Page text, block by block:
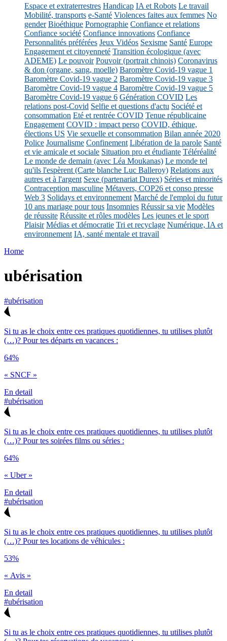
Espace et extraterrestres Handicap IA et Robots Le travail
Mobilité, transports e-Santé Violences faites aux femmes No
gender Bioéthique Pornographie Confiance et relations
Confiance société Confiance innovations Confiance
Personnalités préférées Jeux Vidéos Sexisme Santé Europe
Engagement et citoyenneté Transition écologique (avec
ADEME) Le pouvoir Pouvoir (portrait chinois) Coronavirus
& don (organe, sang, moelle) Baromètre Covid-19 vague 1
Baromètre Covid-19 vague 2 Baromètre Covid-19 vague 3
Baromètre Covid-19 vague 4 Baromètre Covid-19 vague 5
Baromètre Covid-19 vague 6 Génération COVID Les
relations post-Covid Selfie et questions d'actu Société et
consommation Eté et rentrée COVID Tenue républicaine
Engagement COVID : impact perso COVID, éthique,
élections US Vie sexuelle et consommation Bilan année 2020
Police Journalisme Confinement Libération de la parole Santé
et vie amicale et sociale Situation pro et étudiante Téléréalité
Le monde de demain (avec Léa Moukanas) Le monde tel
qu'ils l'espèrent (Carte blanche Luc Balleroy) Relations aux
autres et à l'argent Sexe (partenariat Durex) Séries et minorités
Contraception masculine Métavers, COP26 et conso presse
Web 3 Solidays et environnement Marché de l'emploi du futur
10 ans mariage pour tous Insomnies Réussir sa vie Modèles
de réussite Réussite et rôles modèles Les jeunes et le sport
Plaisir Médias et démocratie Tri et recyclage Numérique, IA et
environnement IA, santé mentale et travail
Home
ubérisation
#ubérisation
Si tu as le choix entre ces pratiques quotidiennes, tu utilises plutôt
(…)? Pour tes départs en vacances :
64%
« SNCF »
En detail
#ubérisation
Si tu as le choix entre ces pratiques quotidiennes, tu utilises plutôt
(…)? Pour tes soirées films ou séries :
64%
« Uber »
En detail
#ubérisation
Si tu as le choix entre ces pratiques quotidiennes, tu utilises plutôt
(…)? Pour tes locations de véhicules :
53%
« Avis »
En detail
#ubérisation
Si tu as le choix entre ces pratiques quotidiennes, tu utilises plutôt